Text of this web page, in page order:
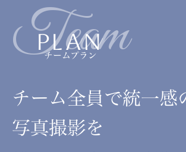
Team
PLAN
チームプラン
チーム全員で統一感
写真撮影を